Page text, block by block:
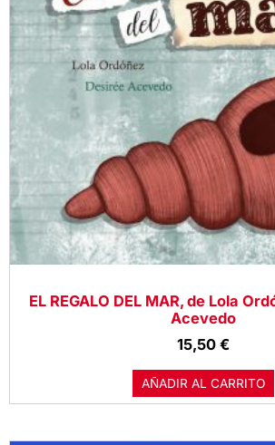
EL REGALO DEL MAR, de Lola
Acevedo
15,50 €
AÑADIR AL CARRITO